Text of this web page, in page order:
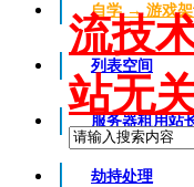
自学 → 游戏架
列表空间
服务器租用站
劫持处理
流技
站无